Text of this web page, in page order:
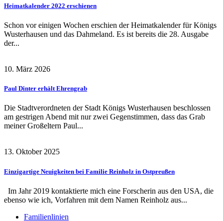
Heimatkalender 2022 erschienen
Schon vor einigen Wochen erschien der Heimatkalender für Königs
Wusterhausen und das Dahmeland. Es ist bereits die 28. Ausgabe
der...
10. März 2026
Paul Dinter erhält Ehrengrab
Die Stadtverordneten der Stadt Königs Wusterhausen beschlossen
am gestrigen Abend mit nur zwei Gegenstimmen, dass das Grab
meiner Großeltern Paul...
13. Oktober 2025
Einzigartige Neuigkeiten bei Familie Reinholz in Ostpreußen
Im Jahr 2019 kontaktierte mich eine Forscherin aus den USA, die
ebenso wie ich, Vorfahren mit dem Namen Reinholz aus...
Familienlinien